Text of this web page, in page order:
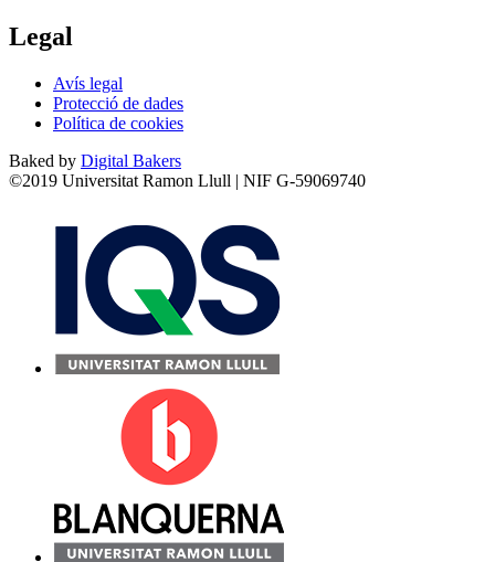
Legal
Avís legal
Protecció de dades
Política de cookies
Baked by Digital Bakers
©2019 Universitat Ramon Llull | NIF G-59069740